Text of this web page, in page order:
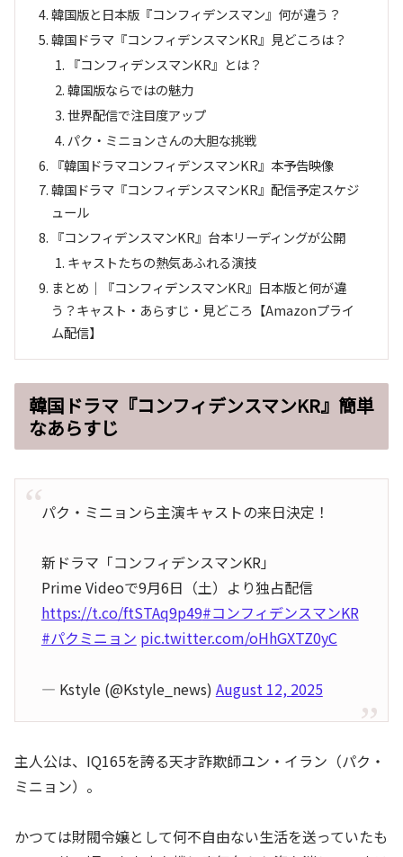
韓国版と日本版『コンフィデンスマン』何が違う？
韓国ドラマ『コンフィデンスマンKR』見どころは？
『コンフィデンスマンKR』とは？
韓国版ならではの魅力
世界配信で注目度アップ
パク・ミニョンさんの大胆な挑戦
『韓国ドラマコンフィデンスマンKR』本予告映像
韓国ドラマ『コンフィデンスマンKR』配信予定スケジ
ュール
『コンフィデンスマンKR』台本リーディングが公開
キャストたちの熱気あふれる演技
まとめ｜『コンフィデンスマンKR』日本版と何が違
う？キャスト・あらすじ・見どころ【Amazonプライ
ム配信】
韓国ドラマ『コンフィデンスマンKR』簡単
なあらすじ
パク・ミニョンら主演キャストの来日決定！
新ドラマ「コンフィデンスマンKR」
Prime Videoで9月6日（土）より独占配信
https://t.co/ftSTAq9p49#コンフィデンスマンKR
#パクミニョン pic.twitter.com/oHhGXTZ0yC
— Kstyle (@Kstyle_news) August 12, 2025
主人公は、IQ165を誇る天才詐欺師ユン・イラン（パク・
ミニョン）。
かつては財閥令嬢として何不自由ない生活を送っていたも